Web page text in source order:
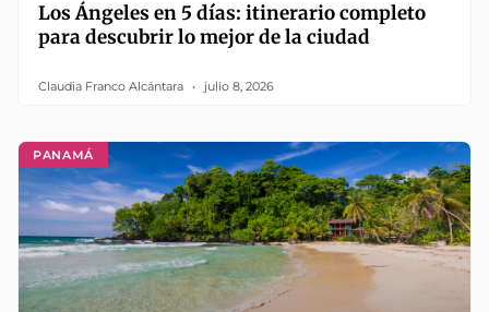
Los Ángeles en 5 días: itinerario completo
para descubrir lo mejor de la ciudad
Claudia Franco Alcántara julio 8, 2026
PANAMÁ